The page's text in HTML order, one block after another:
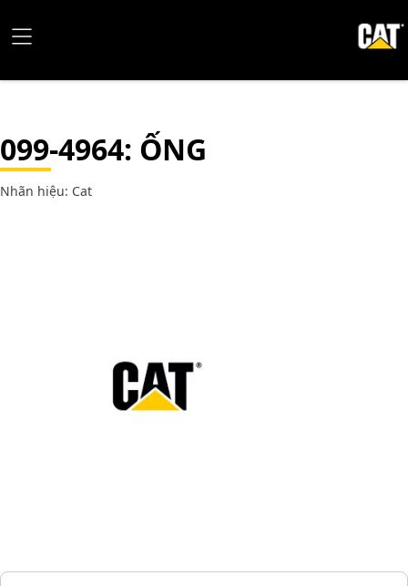
099-4964: ỐNG
Nhãn hiệu: Cat